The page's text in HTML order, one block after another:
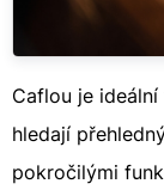
Caflou je
hledají
pokročilými